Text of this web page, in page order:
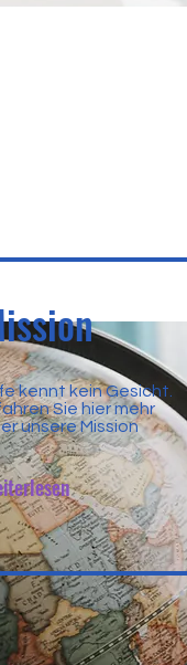
kennt kein Gesicht.
Sie hier mehr
unsere Mission